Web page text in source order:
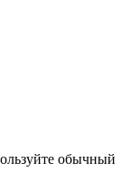
обычный